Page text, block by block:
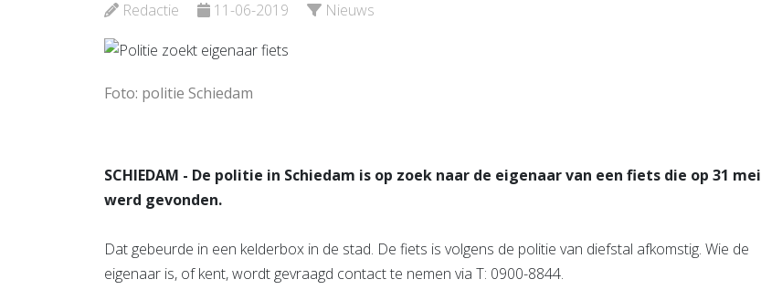
Redactie 11-06-2019 Nieuws
Foto: politie Schiedam
SCHIEDAM - De politie in Schiedam is op zoek naar de eigenaar van een fiets die op 31 mei
werd gevonden.
Dat gebeurde in een kelderbox in de stad. De fiets is volgens de politie van diefstal afkomstig. Wie de
eigenaar is, of kent, wordt gevraagd contact te nemen via T: 0900-8844.
Bekijk de pagina
Bekijk de pagina